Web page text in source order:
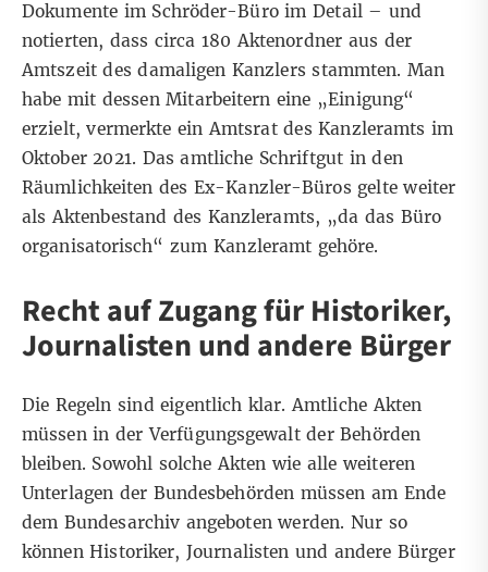
Dokumente im Schröder-Büro im Detail – und
notierten, dass circa 180 Aktenordner aus der
Amtszeit des damaligen Kanzlers stammten. Man
habe mit dessen Mitarbeitern eine „Einigung“
erzielt, vermerkte ein Amtsrat des Kanzleramts im
Oktober 2021. Das amtliche Schriftgut in den
Räumlichkeiten des Ex-Kanzler-Büros gelte weiter
als Aktenbestand des Kanzleramts, „da das Büro
organisatorisch“ zum Kanzleramt gehöre.
Recht auf Zugang für Historiker,
Journalisten und andere Bürger
Die Regeln sind eigentlich klar. Amtliche Akten
müssen in der Verfügungsgewalt der Behörden
bleiben. Sowohl solche Akten wie alle weiteren
Unterlagen der Bundesbehörden müssen am Ende
dem Bundesarchiv angeboten werden. Nur so
können Historiker, Journalisten und andere Bürger